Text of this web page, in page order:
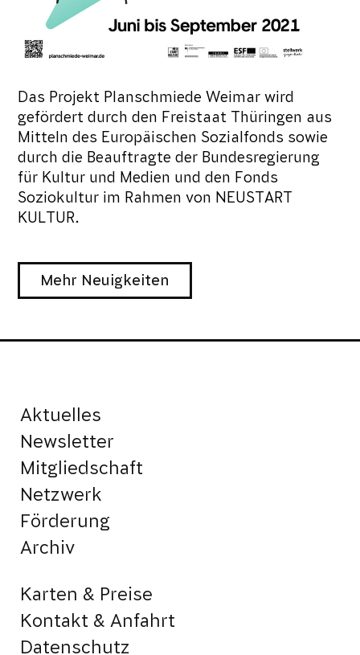
Das Projekt Planschmiede Weimar wird
gefördert durch den Freistaat Thüringen aus
Mitteln des Europäischen Sozialfonds sowie
durch die Beauftragte der Bundesregierung
für Kultur und Medien und den Fonds
Soziokultur im Rahmen von NEUSTART
KULTUR.
Mehr Neuigkeiten
Aktuelles
Newsletter
Mitgliedschaft
Netzwerk
Förderung
Archiv
Karten & Preise
Kontakt & Anfahrt
Datenschutz